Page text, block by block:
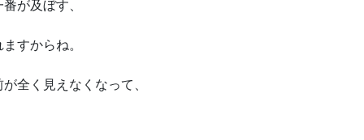
が及ぼす、
すからね。
全く見えなくなって、